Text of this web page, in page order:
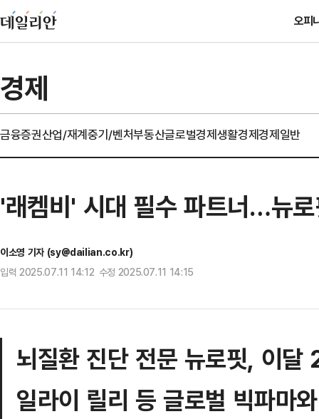
오피
경제
금융증권산업/재계중기/벤처부동산글로벌경제생활경제경제일반
'래켐비' 시대 필수 파트너…뉴
이소영 기자 (sy@dailian.co.kr)
입력 2025.07.11 14:12 수정 2025.07.11 14:15
뇌질환 진단 전문 뉴로핏, 이달
일라이 릴리 등 글로벌 빅파마